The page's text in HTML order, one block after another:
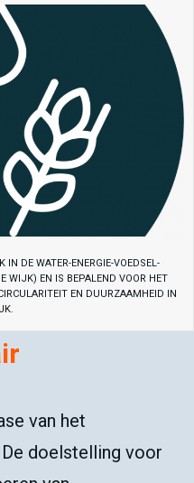
IN DE WATER-ENERGIE-VOEDSEL-
WIJK) EN IS BEPALEND VOOR HET
EN DUURZAAMHEID IN
van het
doelstelling voor